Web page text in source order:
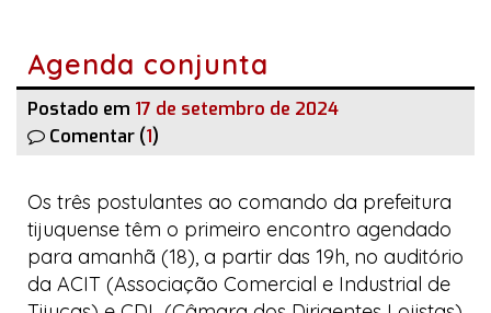
Agenda conjunta
Postado em 17 de setembro de 2024
Comentar (1)
Os três postulantes ao comando da prefeitura
tijuquense têm o primeiro encontro agendado
para amanhã (18), a partir das 19h, no auditório
da ACIT (Associação Comercial e Industrial de